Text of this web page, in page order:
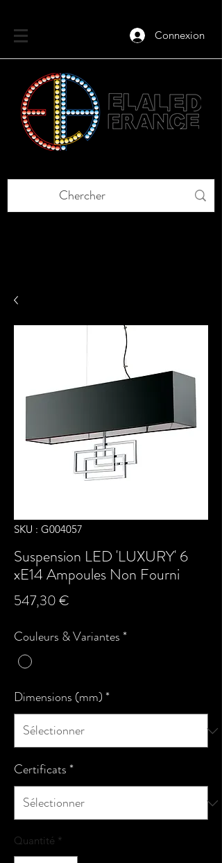
Connexion
SKU : G004057
Suspension LED 'LUXURY' 6
xE14 Ampoules Non Fourni
547,30 €
Couleurs & Variantes*
Dimensions (mm)*
Certificats*
Quantité *